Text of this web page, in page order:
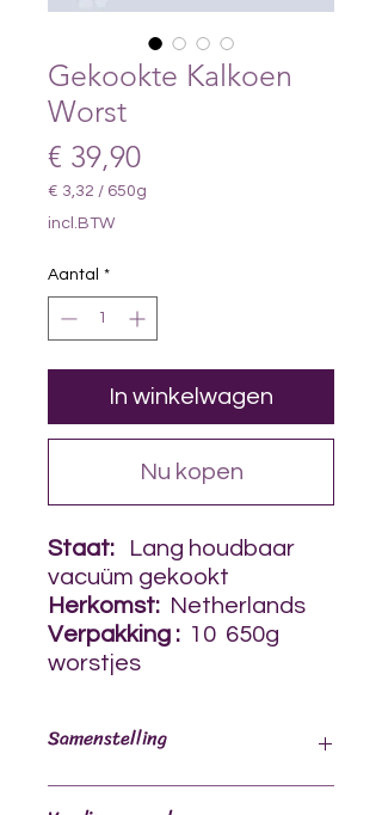
Gekookte Kalkoen
Worst
€ 39,90Prijs
€ 3,32 / 650g
€ 3,32
Gram
incl.BTW
Aantal *
In winkelwagen
Nu kopen
Staat: Lang houdbaar
vacuüm gekookt
Herkomst: Netherlands
Verpakking : 10 650g
worstjes
Samenstelling